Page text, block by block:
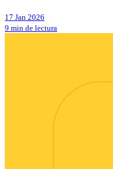
17 Jan 2026
9 min de lectura